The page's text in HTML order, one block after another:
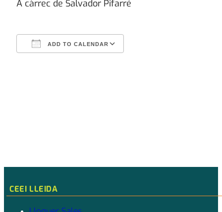
A càrrec de Salvador Pifarré
ADD TO CALENDAR
CEEI LLEIDA